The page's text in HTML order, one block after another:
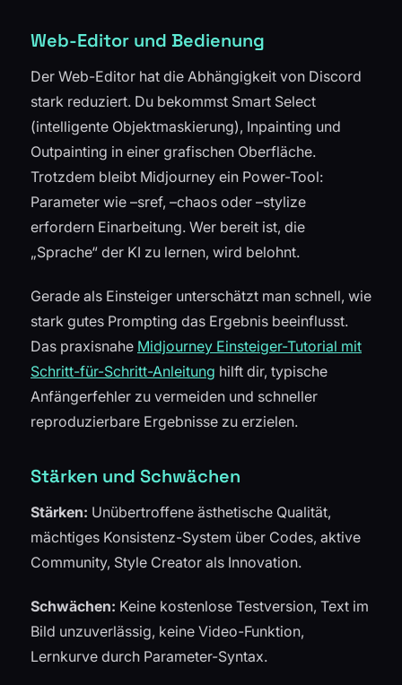
Web-Editor und Bedienung
Der Web-Editor hat die Abhängigkeit von Discord
stark reduziert. Du bekommst Smart Select
(intelligente Objektmaskierung), Inpainting und
Outpainting in einer grafischen Oberfläche.
Trotzdem bleibt Midjourney ein Power-Tool:
Parameter wie –sref, –chaos oder –stylize
erfordern Einarbeitung. Wer bereit ist, die
„Sprache“ der KI zu lernen, wird belohnt.
Gerade als Einsteiger unterschätzt man schnell, wie
stark gutes Prompting das Ergebnis beeinflusst.
Das praxisnahe Midjourney Einsteiger-Tutorial mit
Schritt-für-Schritt-Anleitung hilft dir, typische
Anfängerfehler zu vermeiden und schneller
reproduzierbare Ergebnisse zu erzielen.
Stärken und Schwächen
Stärken: Unübertroffene ästhetische Qualität,
mächtiges Konsistenz-System über Codes, aktive
Community, Style Creator als Innovation.
Schwächen: Keine kostenlose Testversion, Text im
Bild unzuverlässig, keine Video-Funktion,
Lernkurve durch Parameter-Syntax.